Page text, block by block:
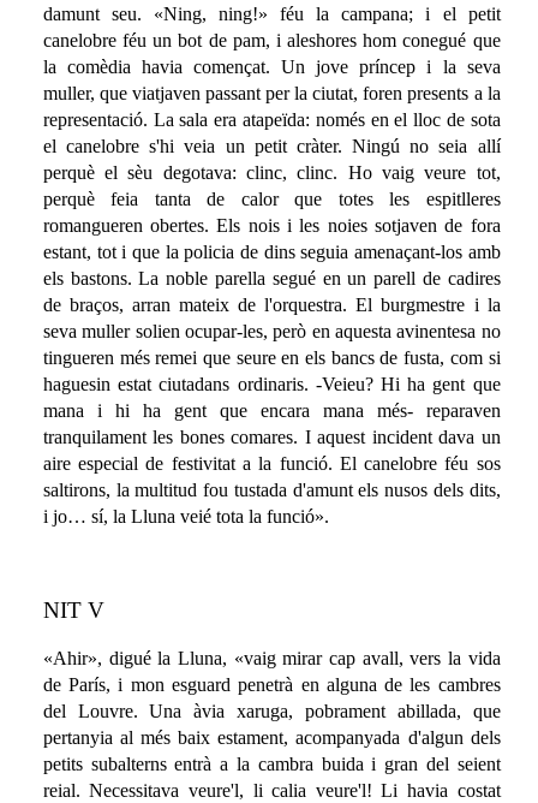
damunt seu. «Ning, ning!» féu la campana; i el petit
canelobre féu un bot de pam, i aleshores hom conegué que
la comèdia havia començat. Un jove príncep i la seva
muller, que viatjaven passant per la ciutat, foren presents a la
representació. La sala era atapeïda: només en el lloc de sota
el canelobre s'hi veia un petit cràter. Ningú no seia allí
perquè el sèu degotava: clinc, clinc. Ho vaig veure tot,
perquè feia tanta de calor que totes les espitlleres
romangueren obertes. Els nois i les noies sotjaven de fora
estant, tot i que la policia de dins seguia amenaçant-los amb
els bastons. La noble parella segué en un parell de cadires
de braços, arran mateix de l'orquestra. El burgmestre i la
seva muller solien ocupar-les, però en aquesta avinentesa no
tingueren més remei que seure en els bancs de fusta, com si
haguesin estat ciutadans ordinaris. -Veieu? Hi ha gent que
mana i hi ha gent que encara mana més- reparaven
tranquilament les bones comares. I aquest incident dava un
aire especial de festivitat a la funció. El canelobre féu sos
saltirons, la multitud fou tustada d'amunt els nusos dels dits,
i jo… sí, la Lluna veié tota la funció».
NIT V
«Ahir», digué la Lluna, «vaig mirar cap avall, vers la vida
de París, i mon esguard penetrà en alguna de les cambres
del Louvre. Una àvia xaruga, pobrament abillada, que
pertanyia al més baix estament, acompanyada d'algun dels
petits subalterns entrà a la cambra buida i gran del seient
reial. Necessitava veure'l, li calia veure'l! Li havia costat